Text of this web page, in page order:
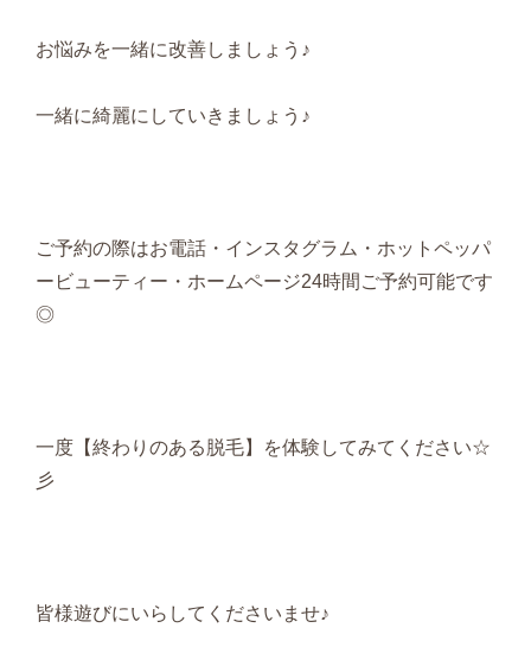
お悩みを一緒に改善しましょう♪
一緒に綺麗にしていきましょう♪
ご予約の際はお電話・インスタグラム・ホットペッパ
ービューティー・ホームページ24時間ご予約可能です
◎
一度【終わりのある脱毛】を体験してみてください☆
彡
皆様遊びにいらしてくださいませ♪